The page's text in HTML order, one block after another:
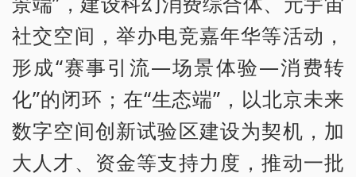
社交空间，举办电竞嘉年华等活动，
形成“赛事引流—场景体验—消费转
化”的闭环；在“生态端”，以北京未来
数字空间创新试验区建设为契机，加
大人才、资金等支持力度，推动一批